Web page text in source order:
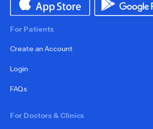
For Patients
Create an Account
Login
FAQs
For Doctors & Clinics